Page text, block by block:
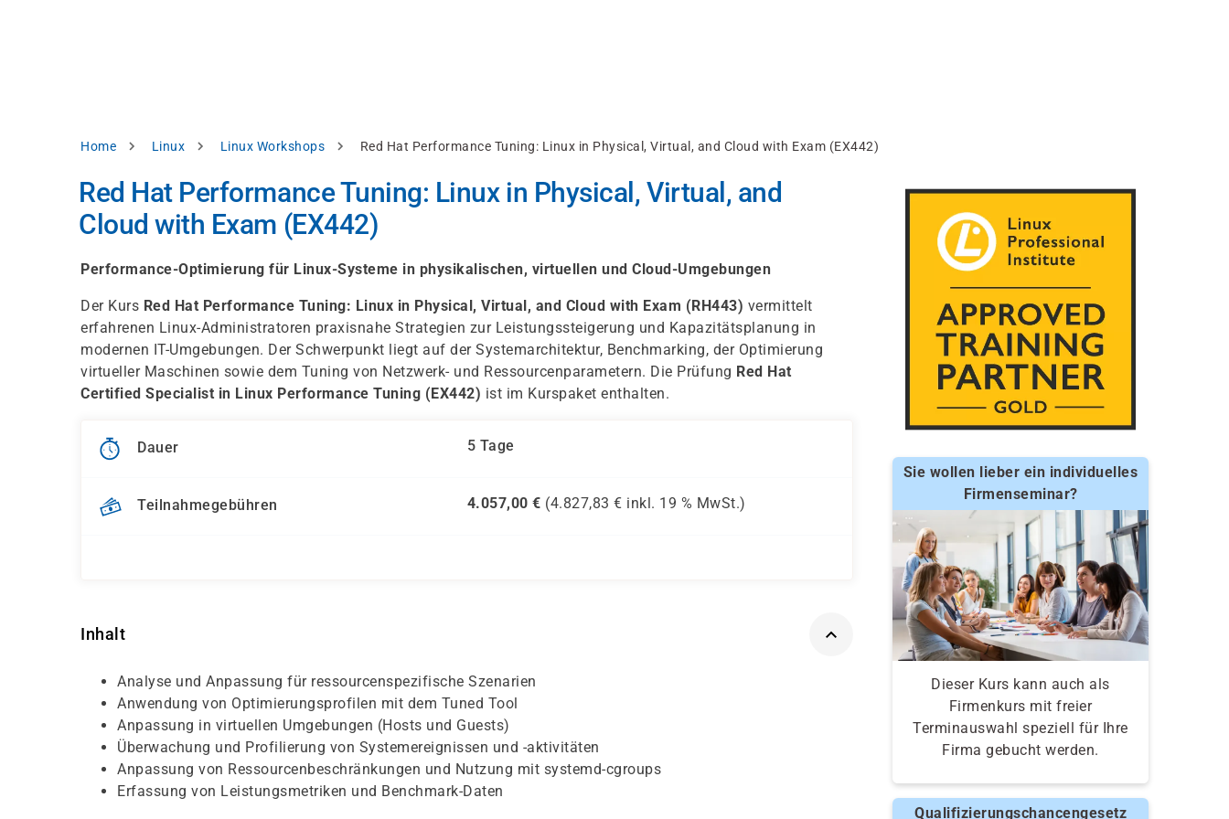
Pfadnavigation
Home Linux Linux Workshops Red Hat Performance Tuning: Linux in Physical, Virtual, and Cloud with Exam (EX442)
Red Hat Performance Tuning: Linux in Physical, Virtual, and
Cloud with Exam (EX442)
Performance-Optimierung für Linux-Systeme in physikalischen, virtuellen und Cloud-Umgebungen
Der Kurs Red Hat Performance Tuning: Linux in Physical, Virtual, and Cloud with Exam (RH443) vermittelt
erfahrenen Linux-Administratoren praxisnahe Strategien zur Leistungssteigerung und Kapazitätsplanung in
modernen IT-Umgebungen. Der Schwerpunkt liegt auf der Systemarchitektur, Benchmarking, der Optimierung
virtueller Maschinen sowie dem Tuning von Netzwerk- und Ressourcenparametern. Die Prüfung Red Hat
Certified Specialist in Linux Performance Tuning (EX442) ist im Kurspaket enthalten.
Dauer 5 Tage
Teilnahmegebühren 4.057,00 € (4.827,83 € inkl. 19 % MwSt.)
Inhalt
Analyse und Anpassung für ressourcenspezifische Szenarien
Anwendung von Optimierungsprofilen mit dem Tuned Tool
Anpassung in virtuellen Umgebungen (Hosts und Guests)
Überwachung und Profilierung von Systemereignissen und -aktivitäten
Anpassung von Ressourcenbeschränkungen und Nutzung mit systemd-cgroups
Erfassung von Leistungsmetriken und Benchmark-Daten
Sie wollen lieber ein individuelles
Firmenseminar?
Dieser Kurs kann auch als
Firmenkurs mit freier
Terminauswahl speziell für Ihre
Firma gebucht werden.
Qualifizierungschancengesetz
Einstellungen
Datenschutzhinweis